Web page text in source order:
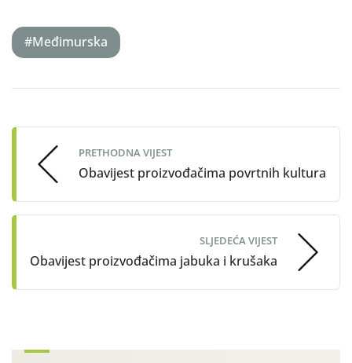
#Međimurska
navigation
PRETHODNA VIJEST
Obavijest proizvođačima povrtnih kultura
SLJEDEĆA VIJEST
Obavijest proizvođačima jabuka i krušaka